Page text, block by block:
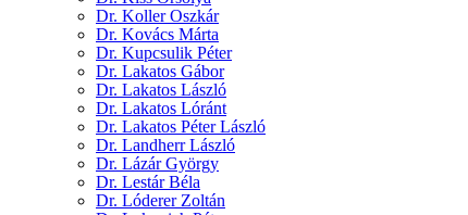
Dr. Koller Oszkár
Dr. Kovács Márta
Dr. Kupcsulik Péter
Dr. Lakatos Gábor
Dr. Lakatos László
Dr. Lakatos Lóránt
Dr. Lakatos Péter László
Dr. Landherr László
Dr. Lázár György
Dr. Lestár Béla
Dr. Lóderer Zoltán